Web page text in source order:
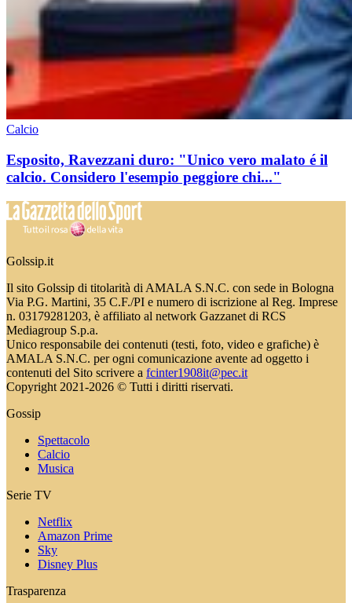
Calcio
Esposito, Ravezzani duro: "Unico vero malato é il
calcio. Considero l'esempio peggiore chi..."
Golssip.it
Il sito Golssip di titolarità di AMALA S.N.C. con sede in Bologna
Via P.G. Martini, 35 C.F./PI e numero di iscrizione al Reg. Imprese
n. 03179281203, è affiliato al network Gazzanet di RCS
Mediagroup S.p.a.
Unico responsabile dei contenuti (testi, foto, video e grafiche) è
AMALA S.N.C. per ogni comunicazione avente ad oggetto i
contenuti del Sito scrivere a fcinter1908it@pec.it
Copyright 2021-2026 © Tutti i diritti riservati.
Gossip
Spettacolo
Calcio
Musica
Serie TV
Netflix
Amazon Prime
Sky
Disney Plus
Trasparenza